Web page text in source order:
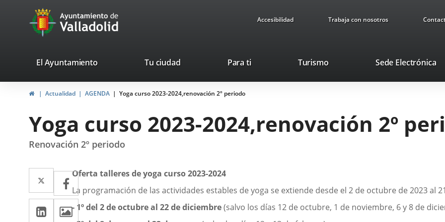
Portal
Web
Ayuntamiento
de
Accesibilidad Trabaja con nosotros
valladolid.es
El Ayuntamiento Tu ciudad Para ti TurismoEste
se
una
ventana
Sede Electrónica
InicioActualidad AGENDA Yoga curso 2023-2024,renovación 2º periodo
Yoga curso 2023-2024,renovación 2º
Renovación 2º periodo
Twitter
Enlace
a
una
Facebook
Enlace
a
una
LinkedIn
EnlaceImágenes
Descripción
Oferta talleres de yoga curso 2023-2024
La programación de las actividades estables de yoga se extiende desde el 2 de octubre de 2023
- 1º del 2 de octubre al 22 de diciembre(salvo los días 12 de octubre, 1 de noviembre, 6 y 8 de